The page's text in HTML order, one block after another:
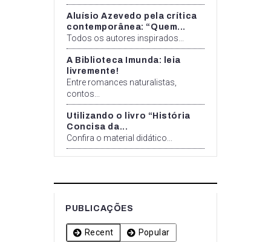
Aluísio Azevedo pela crítica
contemporânea: “Quem...
Todos os autores inspirados...
A Biblioteca Imunda: leia
livremente!
Entre romances naturalistas,
contos...
Utilizando o livro “História
Concisa da...
Confira o material didático...
PUBLICAÇÕES
Recent Popular